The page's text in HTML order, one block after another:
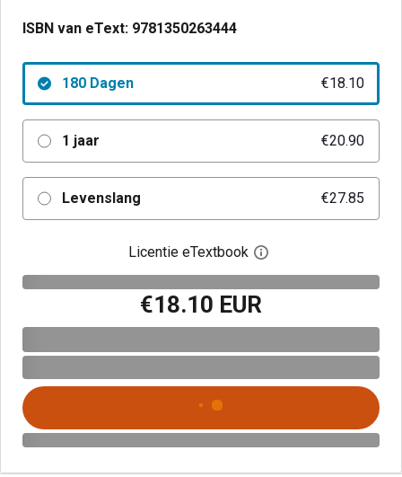
ISBN van eText: 9781350263444
180 Dagen €18.10
1 jaar €20.90
Levenslang €27.85
Licentie eTextbook Open het
€18.10 EUR